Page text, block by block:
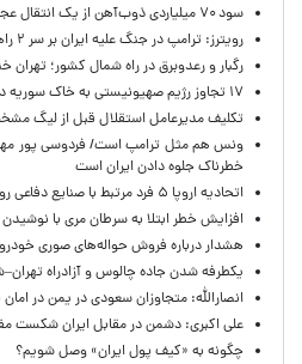
سود ۷۰ میلیاردی ذوب‌آهن از یک انتقال عجیب
رویترز: ترامپ در جنگ علیه ایران بر سر ۲ راهی بدی گیر افتاده است
رگبار و رعدوبرق در راه شمال کشور؛
۱۷ تجاوز رژیم صهیونیستی به خاک سوریه در ۴۸ ساعت گذشته
تکلیف مدیرعامل استقلال قبل از لیگ
ونس هم مثل ترامپ است/ فردوسی پور
خطرناک جلوه دادن ایران است
اتحادیه اروپا ۵ فرد مرتبط با صنایع دفاعی روسیه را تحریم کرد
افزایش خطر ابتلا به سرطان مری با نوشیدن چای
هشدار درباره فروش حواله‌های صوری
یکطرفه شدن جاده چالوس و آزادراه
انصارالله: متجاوزان سعودی در یمن در
علی اکبری: دشمن در مقابل ایران شکست
چگونه به «کیف پول ایران» وصل شویم؟